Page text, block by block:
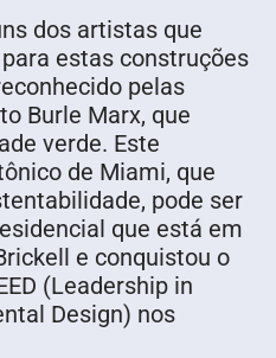
dos artistas que
estas construções
pelas
Burle Marx, que
verde. Este
de Miami, que
pode ser
que está em
e conquistou o
(Leadership in
Design) nos